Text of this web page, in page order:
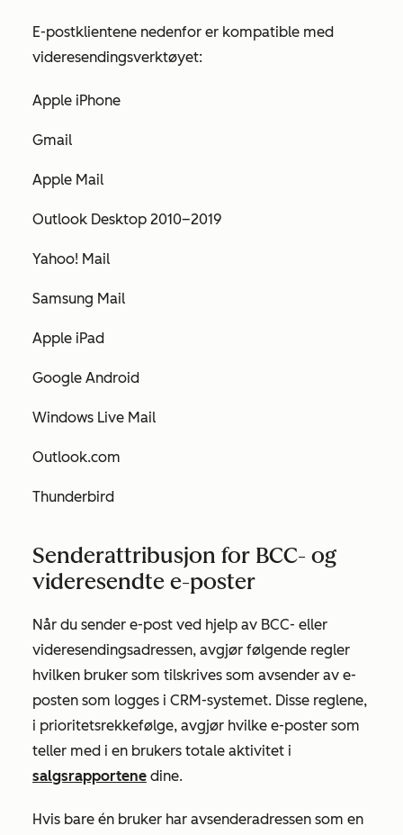
E-postklientene nedenfor er kompatible med
videresendingsverktøyet:
Apple iPhone
Gmail
Apple Mail
Outlook Desktop 2010–2019
Yahoo! Mail
Samsung Mail
Apple iPad
Google Android
Windows Live Mail
Outlook.com
Thunderbird
Senderattribusjon for BCC- og
videresendte e-poster
Når du sender e-post ved hjelp av BCC- eller
videresendingsadressen, avgjør følgende regler
hvilken bruker som tilskrives som avsender av e-
posten som logges i CRM-systemet. Disse reglene,
i prioritetsrekkefølge, avgjør hvilke e-poster som
teller med i en brukers totale aktivitet i
salgsrapportene dine.
Hvis bare én bruker har avsenderadressen som en